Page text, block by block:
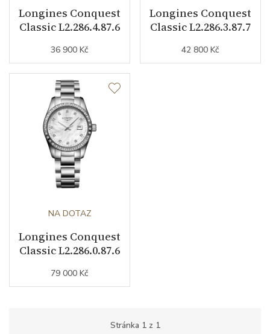
Longines Conquest
Classic L2.286.4.87.6
36 900 Kč
Longines Conquest
Classic L2.286.3.87.7
42 800 Kč
NA DOTAZ
Longines Conquest
Classic L2.286.0.87.6
79 000 Kč
Stránka 1z 1